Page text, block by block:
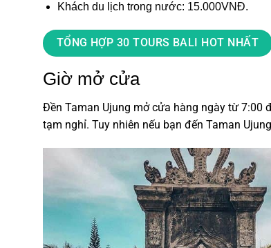
Khách du lịch trong nước: 15.000VNĐ.
TỔNG HỢP 30 TOURS BALI HOT NHẤT
Giờ mở cửa
Đền Taman Ujung mở cửa hàng ngày từ 7:00
tạm nghỉ. Tuy nhiên nếu bạn đến Taman